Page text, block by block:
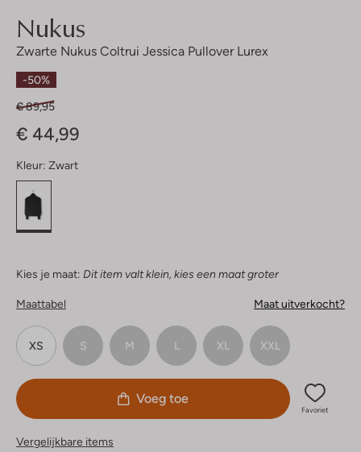
Nukus
Zwarte Nukus Coltrui Jessica Pullover Lurex
-50%
€ 89,95
€ 44,99
Kleur: Zwart
Kies je maat: Dit item valt klein, kies een maat groter
Maattabel Maat uitverkocht?
XS S M L XL XXL
Voeg toe
Favoriet
Vergelijkbare items